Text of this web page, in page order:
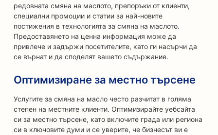
редовната смяна на маслото, препоръки от клиенти,
специални промоции и статии за най-новите
постижения в технологията за смяна на маслото.
Предоставянето на ценна информация може да
привлече и задържи посетителите, като ги насърчи да
се върнат и да споделят вашето съдържание.
Оптимизиране за местно търсене
Услугите за смяна на масло често разчитат в голяма
степен на местните клиенти. Оптимизирайте уебсайта
си за местно търсене, като включите града или региона
си в ключовите думи и се уверите, че бизнесът ви е